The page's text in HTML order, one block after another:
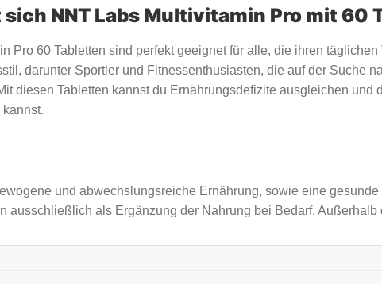
NNT Labs Multivitamin Pro mit 60
Pro 60 Tabletten sind perfekt geeignet für alle, die ihren
darunter Sportler und Fitnessenthusiasten, die auf der Suche
diesen Tabletten kannst du Ernährungsdefizite ausgleichen
und abwechslungsreiche Ernährung, sowie eine
ausschließlich als Ergänzung der Nahrung bei Bedarf.